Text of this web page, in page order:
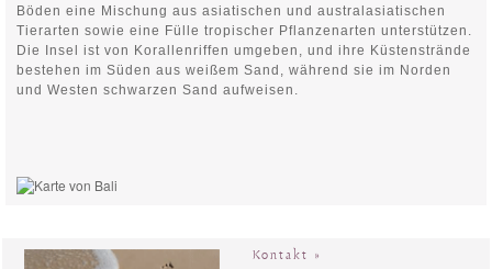
Böden eine Mischung aus asiatischen und australasiatischen
Tierarten sowie eine Fülle tropischer Pflanzenarten unterstützen.
Die Insel ist von Korallenriffen umgeben, und ihre Küstenstrände
bestehen im Süden aus weißem Sand, während sie im Norden
und Westen schwarzen Sand aufweisen.
Kontakt »